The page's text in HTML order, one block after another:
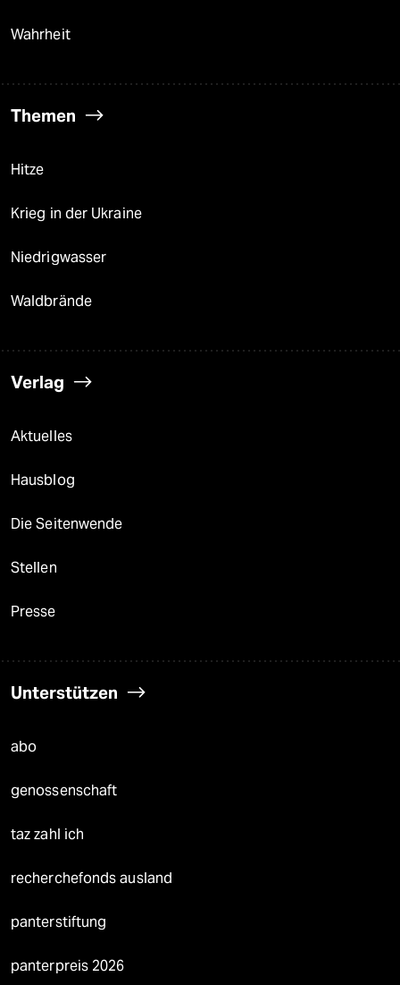
Wahrheit
Themen
Hitze
Krieg in der Ukraine
Niedrigwasser
Waldbrände
Verlag
Aktuelles
Hausblog
Die Seitenwende
Stellen
Presse
Unterstützen
abo
genossenschaft
taz zahl ich
recherchefonds ausland
panterstiftung
panterpreis 2026